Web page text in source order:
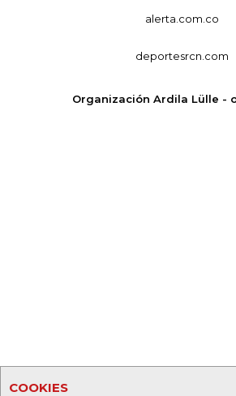
COOKIES
alerta.com.co
deportesrcn.com
Organización Ardila Lülle -